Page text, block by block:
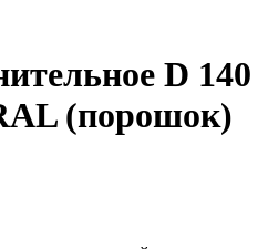
D 140
(порошок)